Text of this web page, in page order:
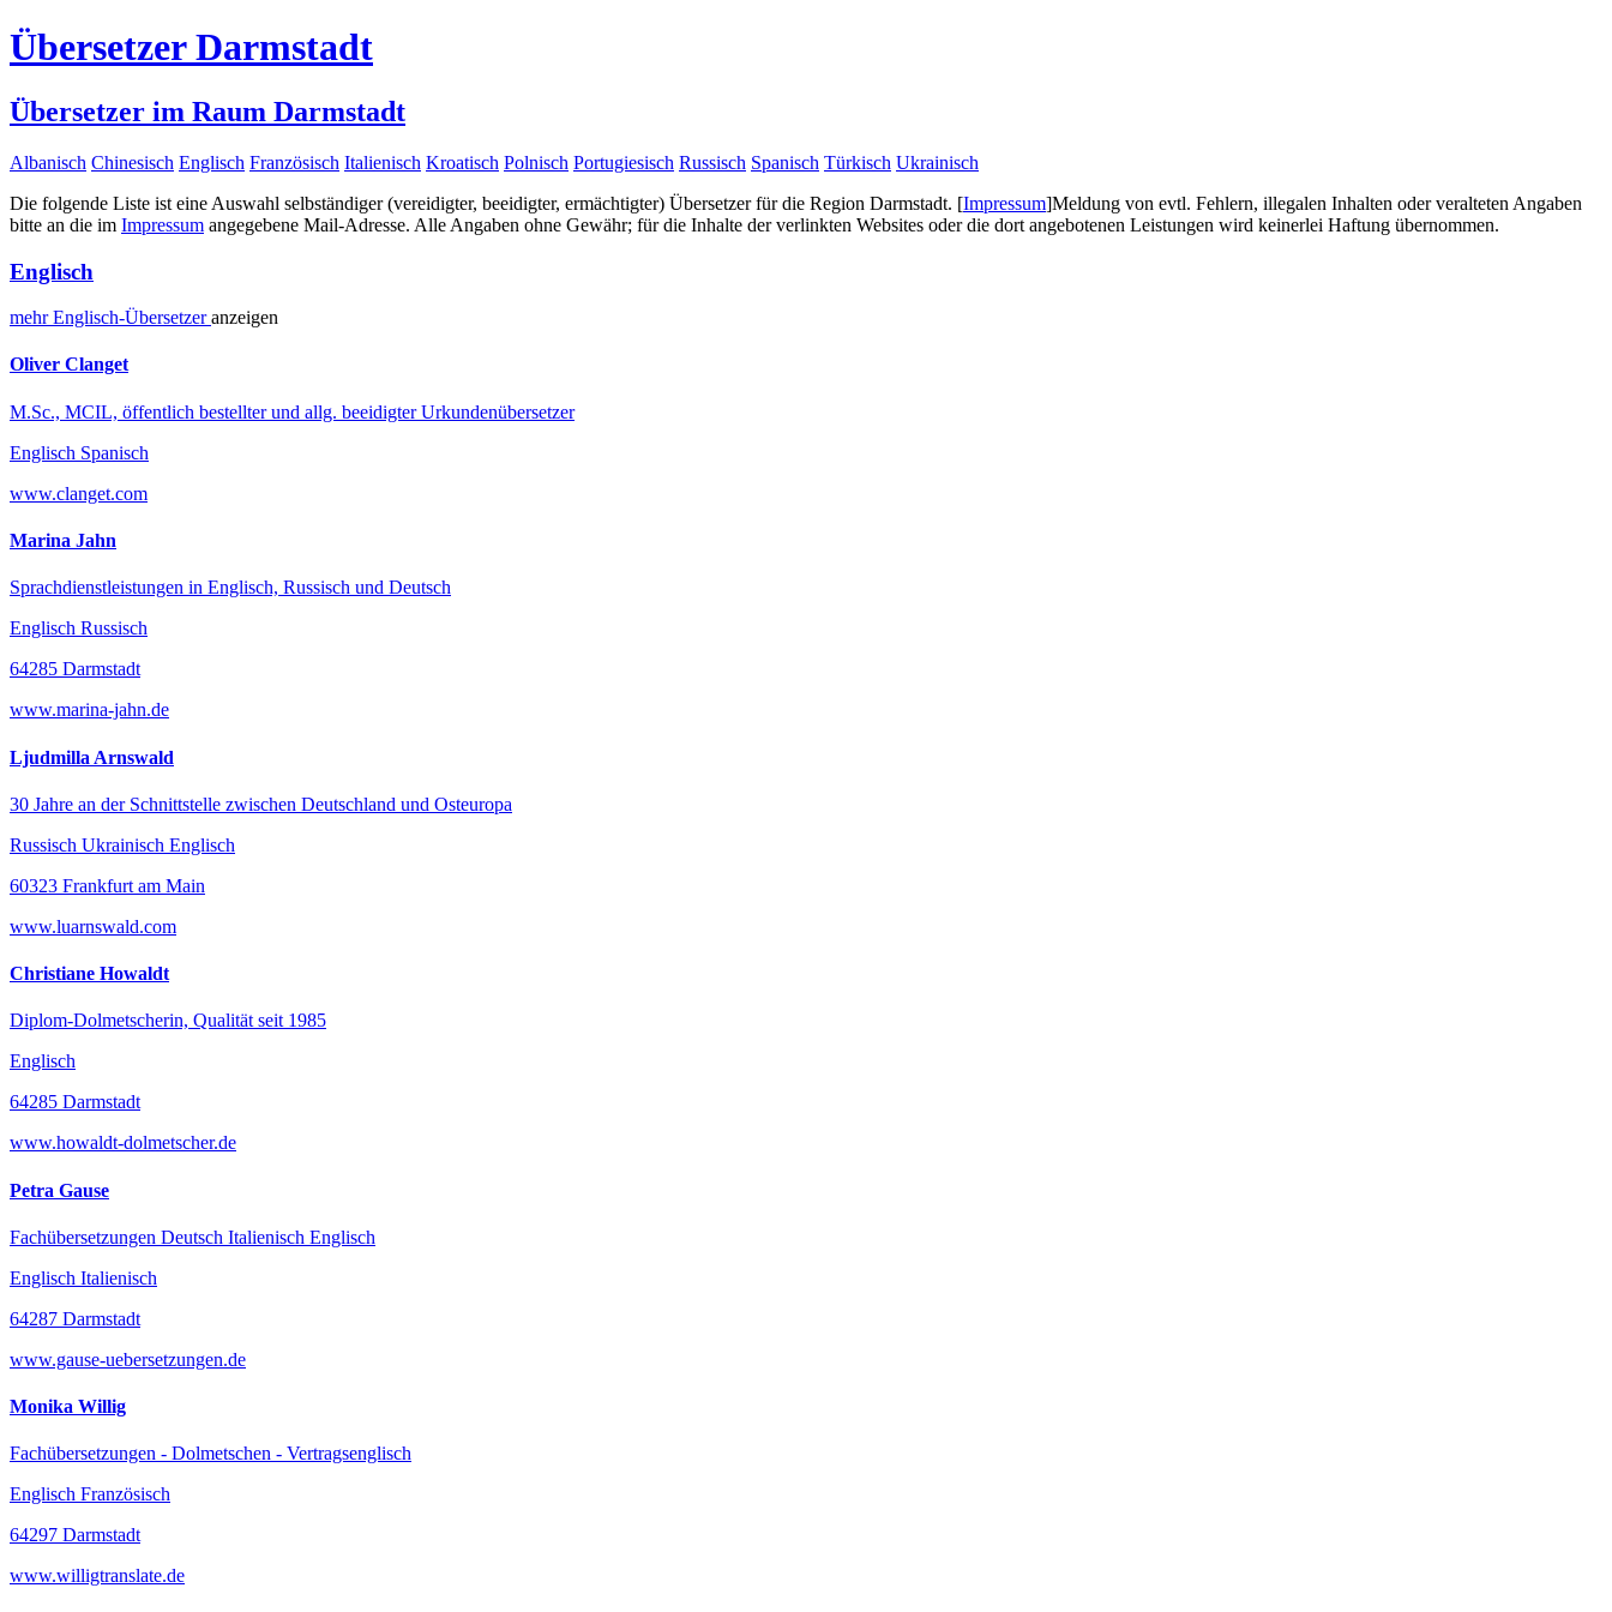
Übersetzer Darmstadt
Übersetzer im Raum Darmstadt
Albanisch Chinesisch Englisch Französisch Italienisch Kroatisch Polnisch Portugiesisch Russisch Spanisch Türkisch Ukrainisch
Die folgende Liste ist eine Auswahl selbständiger (vereidigter, beeidigter, ermächtigter) Übersetzer für die Region Darmstadt. [Impressum]Meldung von evtl. Fehlern, illegalen Inhalten oder veralteten Angaben
bitte an die im Impressum angegebene Mail-Adresse. Alle Angaben ohne Gewähr; für die Inhalte der verlinkten Websites oder die dort angebotenen Leistungen wird keinerlei Haftung übernommen.
Englisch
mehrEnglisch-Übersetzeranzeigen
Oliver Clanget
M.Sc., MCIL, öffentlich bestellter und allg. beeidigter Urkundenübersetzer
Englisch Spanisch
www.clanget.com
Marina Jahn
Sprachdienstleistungen in Englisch, Russisch und Deutsch
Englisch Russisch
64285 Darmstadt
www.marina-jahn.de
Ljudmilla Arnswald
30 Jahre an der Schnittstelle zwischen Deutschland und Osteuropa
Russisch Ukrainisch Englisch
60323 Frankfurt am Main
www.luarnswald.com
Christiane Howaldt
Diplom-Dolmetscherin, Qualität seit 1985
Englisch
64285 Darmstadt
www.howaldt-dolmetscher.de
Petra Gause
Fachübersetzungen Deutsch Italienisch Englisch
Englisch Italienisch
64287 Darmstadt
www.gause-uebersetzungen.de
Monika Willig
Fachübersetzungen - Dolmetschen - Vertragsenglisch
Englisch Französisch
64297 Darmstadt
www.willigtranslate.de